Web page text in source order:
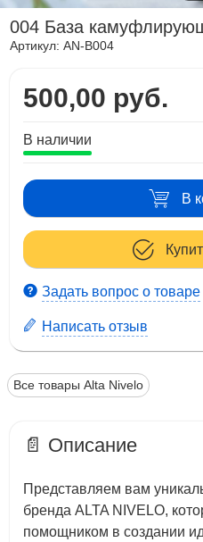
004 База
Артикул:AN-B004
500,00 руб.
В наличии
В
Задать вопрос о товаре
Написать отзыв
Все товары Alta Nivelo
📄 Описание
Представляем вам
бренда ALTA NIVELO,
помощником в создании